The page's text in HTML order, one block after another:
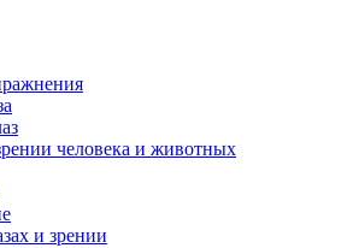
человека и животных
и зрении